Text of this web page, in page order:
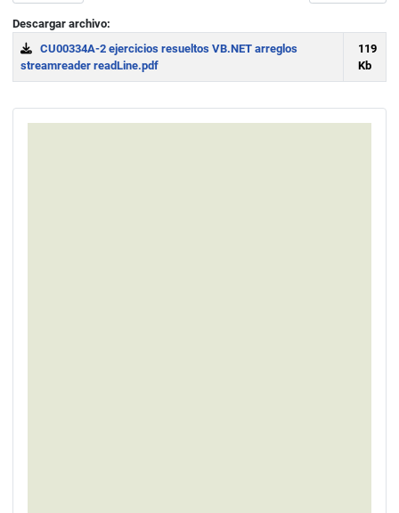
Descargar archivo:
CU00334A-2 ejercicios resueltos VB.NET arreglos
streamreader readLine.pdf
119
Kb